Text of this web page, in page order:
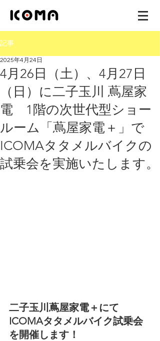
記事
4月26日（土）、4月27日
（日）に二子玉川 蔦屋家
電 1階の次世代型ショー
ルーム「蔦屋家電＋」で
ICOMAタタメルバイクの
試乗会を実施いたします。
2025年4月24日
二子玉川蔦屋家電＋にて
ICOMAタタメルバイク試乗会
を開催します！